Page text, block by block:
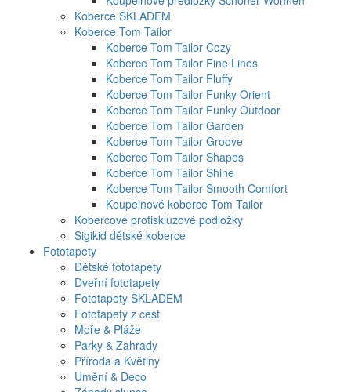
Koberce SKLADEM
Koberce Tom Tailor
Koberce Tom Tailor Cozy
Koberce Tom Tailor Fine Lines
Koberce Tom Tailor Fluffy
Koberce Tom Tailor Funky Orient
Koberce Tom Tailor Funky Outdoor
Koberce Tom Tailor Garden
Koberce Tom Tailor Groove
Koberce Tom Tailor Shapes
Koberce Tom Tailor Shine
Koberce Tom Tailor Smooth Comfort
Koupelnové koberce Tom Tailor
Kobercové protiskluzové podložky
Sigikid dětské koberce
Fototapety
Dětské fototapety
Dveřní fototapety
Fototapety SKLADEM
Fototapety z cest
Moře & Pláže
Parky & Zahrady
Příroda a Květiny
Umění & Deco